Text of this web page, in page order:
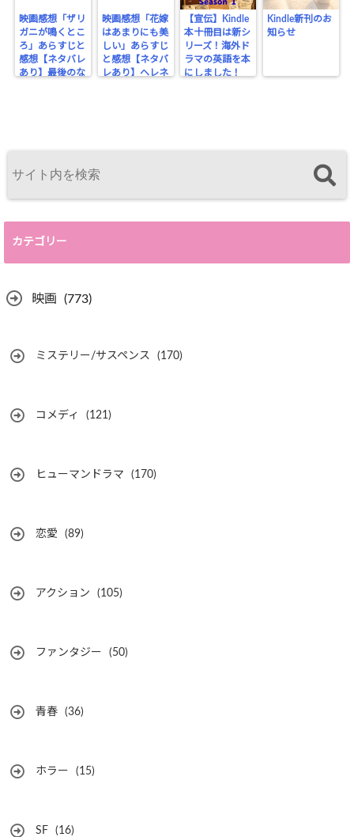
映画感想「ザリ
ガニが鳴くとこ
ろ」あらすじと
感想【ネタバレ
あり】最後のな
映画感想「花嫁
はあまりにも美
しい」あらすじ
と感想【ネタバ
レあり】ヘレネ
【宣伝】Kindle
本十冊目は新シ
リーズ！海外ド
ラマの英語を本
にしました！
Kindle新刊のお
知らせ
カテゴリー
映画 (773)
ミステリー/サスペンス (170)
コメディ (121)
ヒューマンドラマ (170)
恋愛 (89)
アクション (105)
ファンタジー (50)
青春 (36)
ホラー (15)
SF (16)